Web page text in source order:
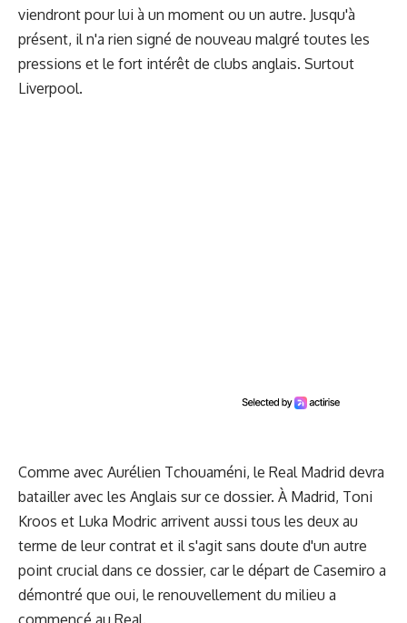
viendront pour lui à un moment ou un autre. Jusqu'à
présent, il n'a rien signé de nouveau malgré toutes les
pressions et le fort intérêt de clubs anglais. Surtout
Liverpool.
Comme avec Aurélien Tchouaméni, le Real Madrid devra
batailler avec les Anglais sur ce dossier. À Madrid, Toni
Kroos et Luka Modric arrivent aussi tous les deux au
terme de leur contrat et il s'agit sans doute d'un autre
point crucial dans ce dossier, carle départ de Casemiro a
démontré que oui, le renouvellement du milieu a